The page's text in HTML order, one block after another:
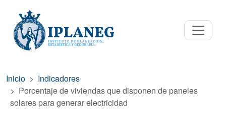
Inicio
Indicadores
Porcentaje de viviendas que disponen de paneles
solares para generar electricidad